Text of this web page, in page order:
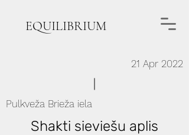
EQUILIBRIUM
21 Apr 2022
Pulkveža Brieža iela
Shakti sieviešu aplis